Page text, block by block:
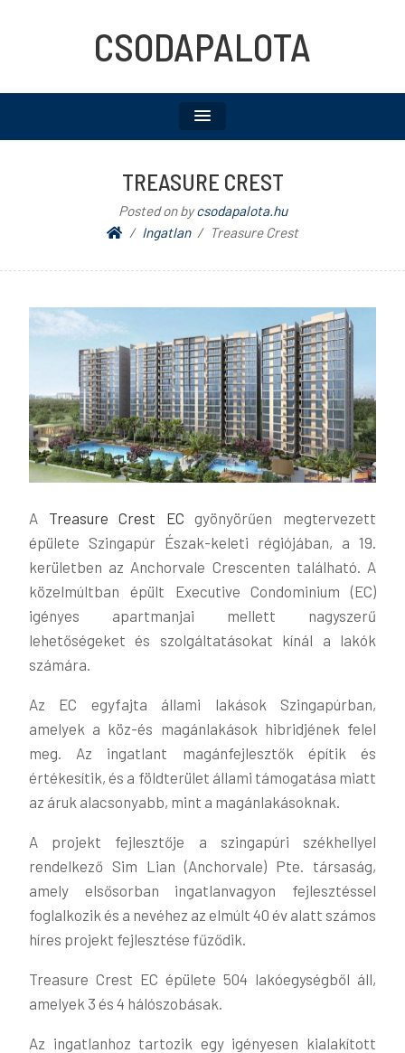
CSODAPALOTA
TREASURE CREST
Posted onbycsodapalota.hu
Ingatlan
Treasure Crest
A Treasure Crest EC gyönyörűen megtervezett
épülete Szingapúr Észak-keleti régiójában, a 19.
kerületben az Anchorvale Crescenten található. A
közelmúltban épült Executive Condominium (EC)
igényes apartmanjai mellett nagyszerű
lehetőségeket és szolgáltatásokat kínál a lakók
számára.
Az EC egyfajta állami lakások Szingapúrban,
amelyek a köz-és magánlakások hibridjének felel
meg. Az ingatlant magánfejlesztők építik és
értékesítik, és a földterület állami támogatása miatt
az áruk alacsonyabb, mint a magánlakásoknak.
A projekt fejlesztője a szingapúri székhellyel
rendelkező Sim Lian (Anchorvale) Pte. társaság,
amely elsősorban ingatlanvagyon fejlesztéssel
foglalkozik és a nevéhez az elmúlt 40 év alatt számos
híres projekt fejlesztése fűződik.
Treasure Crest EC épülete 504 lakóegységből áll,
amelyek 3 és 4 hálószobásak.
Az ingatlanhoz tartozik egy igényesen kialakított